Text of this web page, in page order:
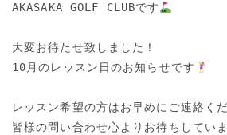
AKASAKA GOLF CLUBです
大変お待たせ致しました！
10月のレッスン日のお知らせです
レッスン希望の方はお早めにご連絡く
皆様の問い合わせ心よりお待ちしてい